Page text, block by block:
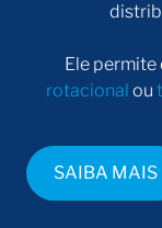
Ele permite
rotacional ou
SAIBA MAIS